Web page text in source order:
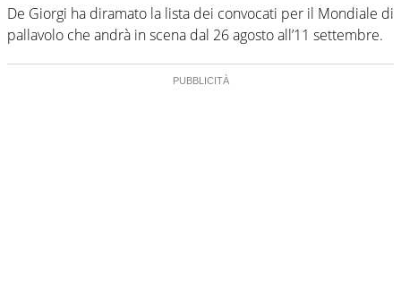
De Giorgi ha diramato la lista dei convocati per il Mondiale di
pallavolo che andrà in scena dal 26 agosto all’11 settembre.